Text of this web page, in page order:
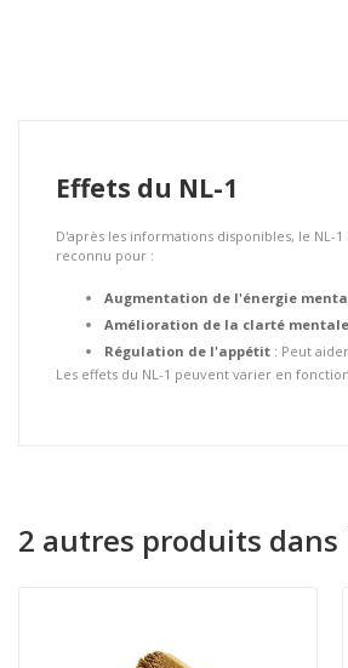
Effets du NL-1
D'après les informations disponibles, le NL-
reconnu pour :
Augmentation de l'énergie
Amélioration de la clarté mentale
Régulation de l'appétit : Peut
Les effets du NL-1 peuvent varier en
2 autres produits dans